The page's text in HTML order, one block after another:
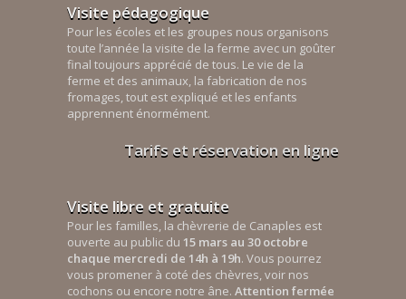
Visite pédagogique
Pour les écoles et les groupes nous organisons
toute l’année la visite de la ferme avec un goûter
final toujours apprécié de tous. Le vie de la
ferme et des animaux, la fabrication de nos
fromages, tout est expliqué et les enfants
apprennent énormément.
Tarifs et réservation en ligne
Visite libre et gratuite
Pour les familles, la chèvrerie de Canaples est
ouverte au public du 15 mars au 30 octobre
chaque mercredi de 14h à 19h. Vous pourrez
vous promener à coté des chèvres, voir nos
cochons ou encore notre âne. Attention fermée